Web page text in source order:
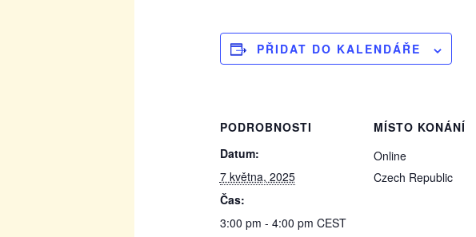
PŘIDAT DO KALENDÁŘE
PODROBNOSTI
Datum:
7 května, 2025
Čas:
3:00 pm - 4:00 pm CEST
MÍSTO KONÁNÍ
Online
Czech Republic